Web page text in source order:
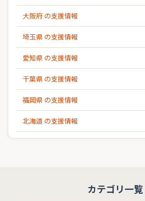
大阪府 の支援情報
埼玉県 の支援情報
愛知県 の支援情報
千葉県 の支援情報
福岡県 の支援情報
北海道 の支援情報
カテゴリ一覧